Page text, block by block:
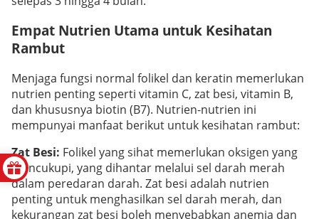
Empat Nutrien Utama untuk Kesihatan
Rambut
Menjaga fungsi normal folikel dan keratin memerlukan
nutrien penting seperti vitamin C, zat besi, vitamin B,
dan khususnya biotin (B7). Nutrien-nutrien ini
mempunyai manfaat berikut untuk kesihatan rambut:
Zat Besi: Folikel yang sihat memerlukan oksigen yang
mencukupi, yang dihantar melalui sel darah merah
dalam peredaran darah. Zat besi adalah nutrien
penting untuk menghasilkan sel darah merah, dan
kekurangan zat besi boleh menyebabkan anemia dan